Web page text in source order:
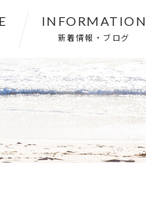
INFORMATION
新着情報・ブログ